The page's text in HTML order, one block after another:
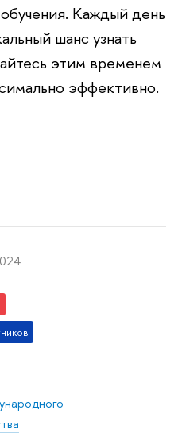
Каждый день
шанс узнать
этим временем
эффективно.